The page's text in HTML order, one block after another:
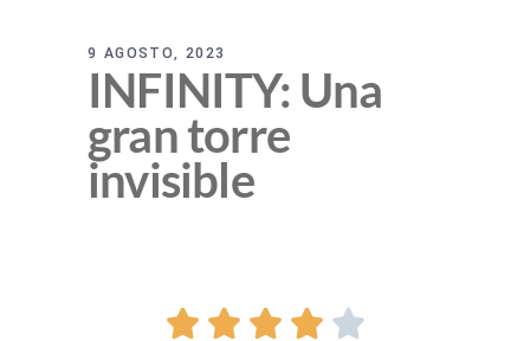
9 AGOSTO, 2023
INFINITY: Una
gran torre
invisible
    